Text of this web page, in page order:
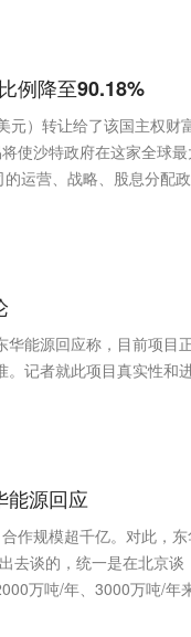
例降至90.18%
元）转让给了该国主权财
使沙特政府在这家全球最
运营、战略、股息分配
能源回应称，目前项目
记者就此项目真实性和
能源回应
作规模超千亿。对此，
去谈的，统一是在北京谈
万吨/年、3000万吨/年